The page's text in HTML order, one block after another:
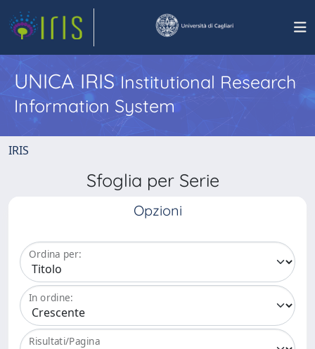
UNICA IRISInstitutional Research
Information System
IRIS
Sfoglia per Serie
Opzioni
Ordina per:
In ordine:
Risultati/Pagina